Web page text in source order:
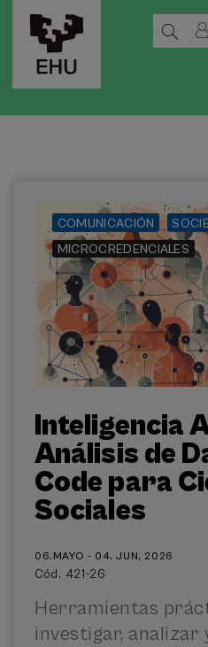
COMUNICACIÓN
MICROCREDENCIALES
Inteligencia
Análisis de
Code para
Sociales
06.MAYO - 04. JUN, 2026
Cód. 421-26
Herramientas
investigar, analizar